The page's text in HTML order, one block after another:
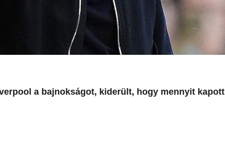
a bajnokságot, kiderült, hogy mennyit kapott